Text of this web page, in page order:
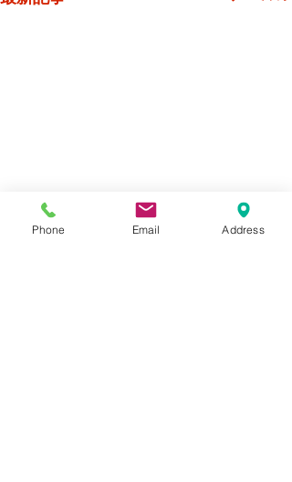
Phone Email Address